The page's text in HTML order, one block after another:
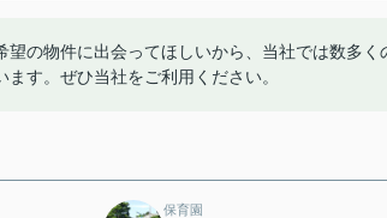
の物件に出会ってほしいから、当社では数多く
す。ぜひ当社をご利用ください。
保育園